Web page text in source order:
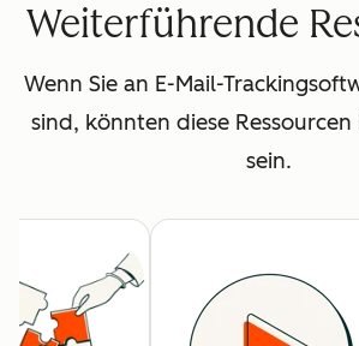
Weiterführende
Wenn Sie an E-Mail-
sind, könnten diese
sein.